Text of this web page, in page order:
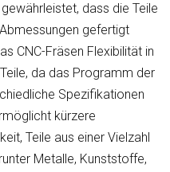
dass die Teile
gefertigt
CNC-Fräsen Flexibilität in
da das Programm der
Spezifikationen
kürzere
Teile aus einer Vielzahl
Metalle, Kunststoffe,